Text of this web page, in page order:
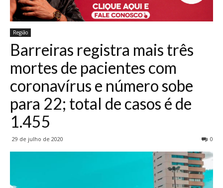
Região
Barreiras registra mais três
mortes de pacientes com
coronavírus e número sobe
para 22; total de casos é de
1.455
29 de julho de 2020 0